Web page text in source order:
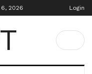
2026 Login